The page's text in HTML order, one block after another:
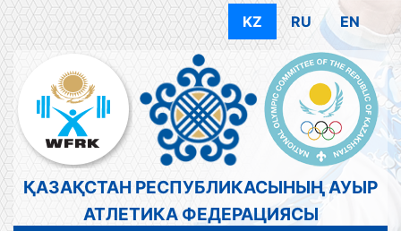
KZ RU EN
ҚАЗАҚСТАН РЕСПУБЛИКАСЫНЫҢ АУЫР
АТЛЕТИКА ФЕДЕРАЦИЯСЫ